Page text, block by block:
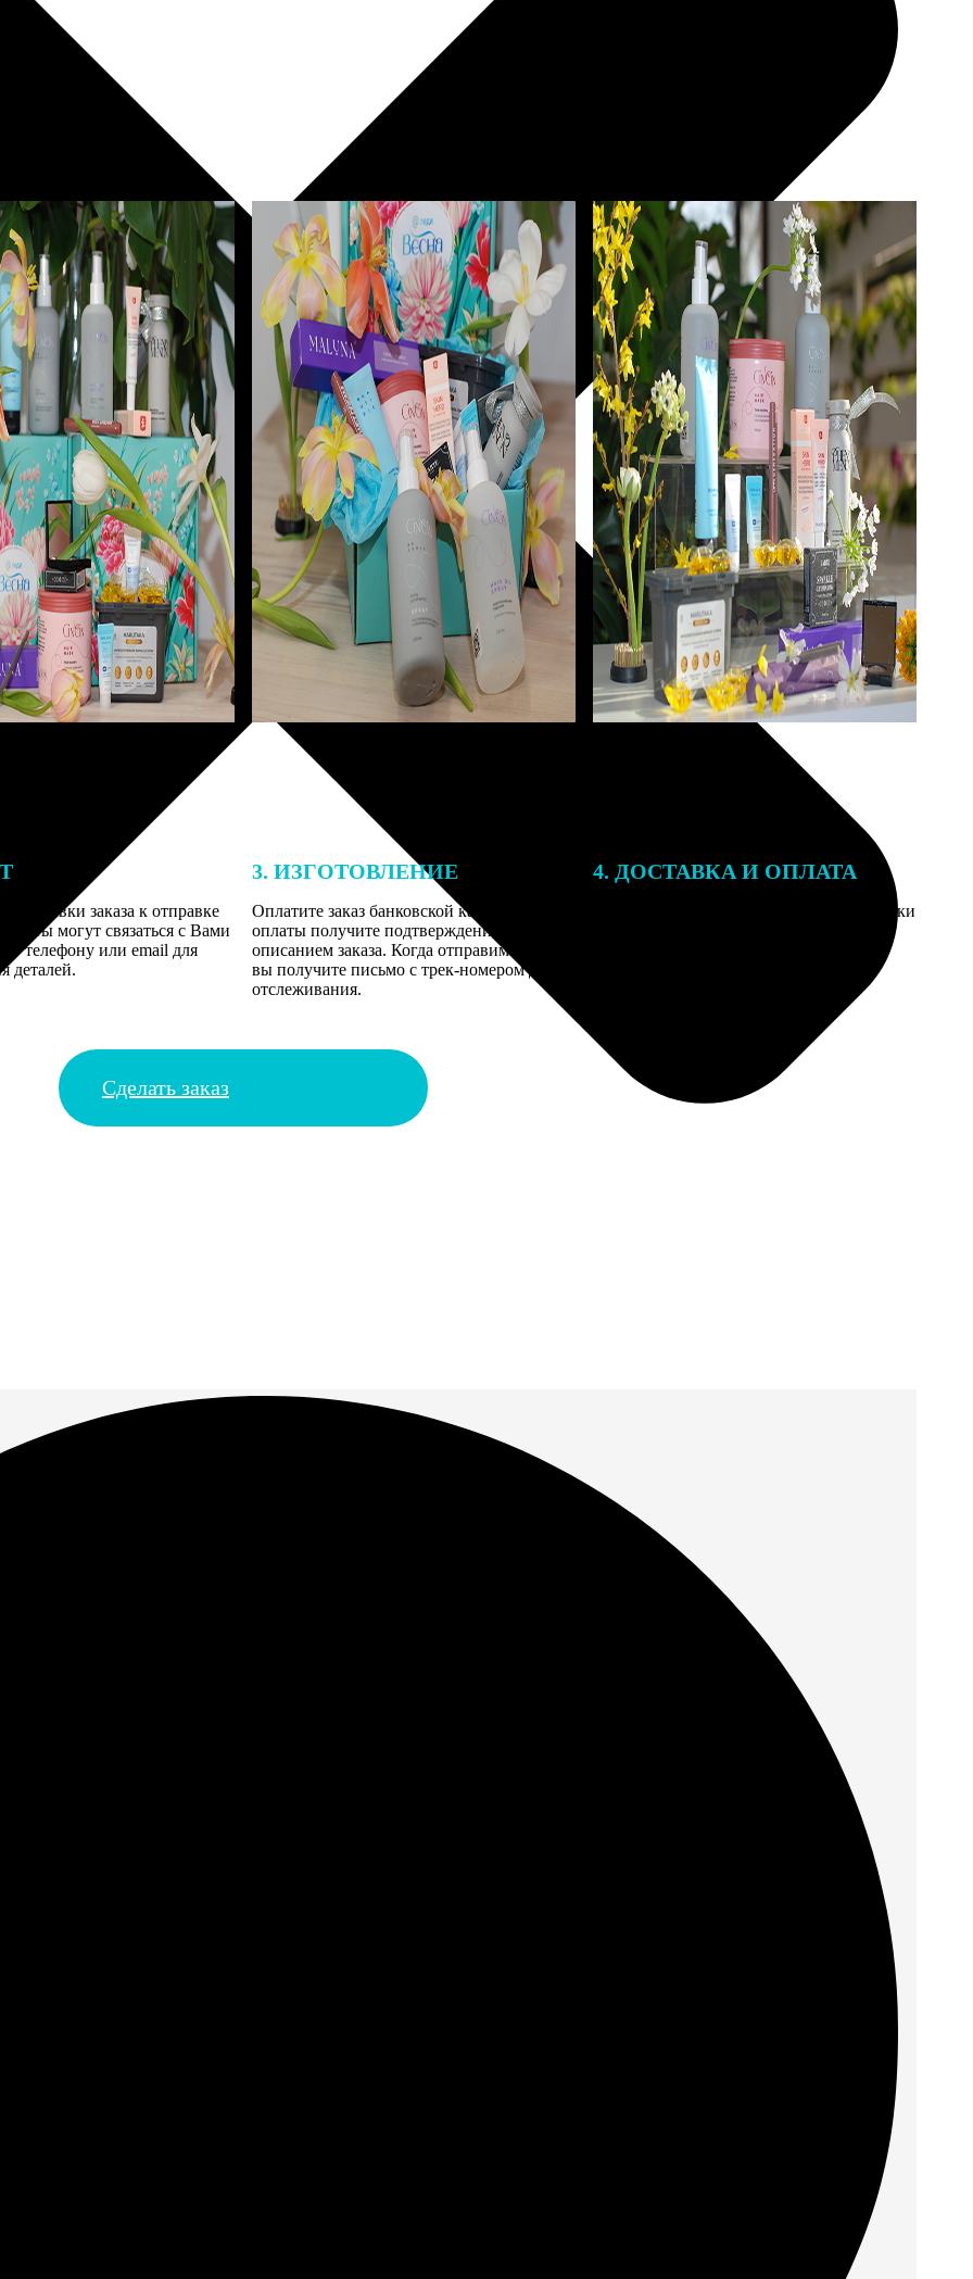
заказа к отправке
могут связаться с Вами
телефону или email для
деталей.
3. ИЗГОТОВЛЕНИЕ
Оплатите заказ банковской картой. После
оплаты получите подтверждение на email с
описанием заказа. Когда отправим заказ,
вы получите письмо с трек-номером для
отслеживания.
4. ДОСТАВКА И ОПЛАТА
Введите адрес и выберите способ доставки
Сделать заказ